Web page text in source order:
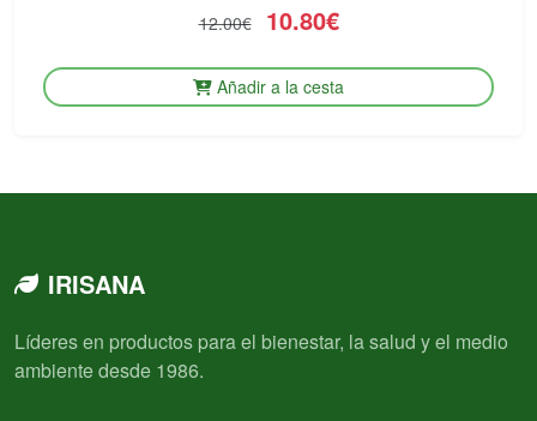
12.00€ 10.80€
Añadir a la cesta
IRISANA
Líderes en productos para el bienestar, la salud y el medio
ambiente desde 1986.